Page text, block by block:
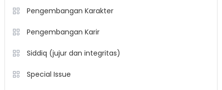
Pengembangan Karakter
Pengembangan Karir
Siddiq (jujur dan integritas)
Special Issue